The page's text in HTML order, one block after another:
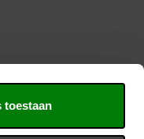
toestaan